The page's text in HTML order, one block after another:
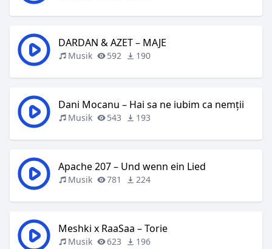
DARDAN & AZET – MAJE
Musik 592 190
Dani Mocanu – Hai sa ne iubim ca nemții
Musik 543 193
Apache 207 – Und wenn ein Lied
Musik 781 224
Meshki x RaaSaa – Torie
Musik 623 196